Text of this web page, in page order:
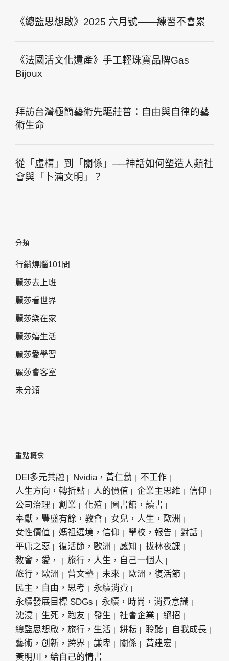
《總監思想啟》2025 六月號——練習不會累
《法國活文化遺產》手工輕珠寶品牌Gas
Bijoux
拜訪台灣極簡藝術先驅莊普：自由與自律的藝
術生命
從「虛構」到「關係」──神話如何塑造人類社
會與「卜湳文明」？
分類
行銷燒腦101問
麗莎去上班
麗莎看世界
麗莎樂在家
麗莎嬉生活
麗莎愛學習
麗莎會客室
未分類
重點概念
DEI多元共融 Nvidia，黃仁勳
不工作
人生方向，轉折點
人的價值 企業主思維
信仰
公司治理
創業 化殖
圖書館，讀書
奉獻，豐盛有餘，教會
女兒，人生，歐洲
女性價值
媽祖遶境，信仰 學校，報告
對話
平庸之惡
復活節，歐洲 感知
拔林夜課
教會，愛，
旅行，人生，自己一個人
旅行，歐洲
曾文塾 未來
歐洲，復活節
民主，自由，思考
永續消費
永續發展目標 SDGs
永續，時尚，消費意識
沈浸
生死，跑友 發生 社會企業
絕招
總監思想啟，旅行，生活
耕耘 聆聽
自我成長
藝術，創新，跨界
謙卑 關係
黃建宏
黃明川，給自己的情書